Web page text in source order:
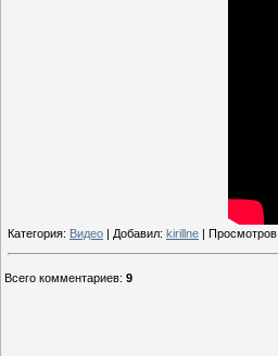
Категория: Видео | Добавил: kirillne |
Всего комментариев: 9